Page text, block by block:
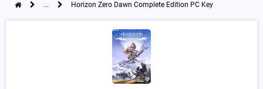
... Horizon Zero Dawn Complete Edition PC Key